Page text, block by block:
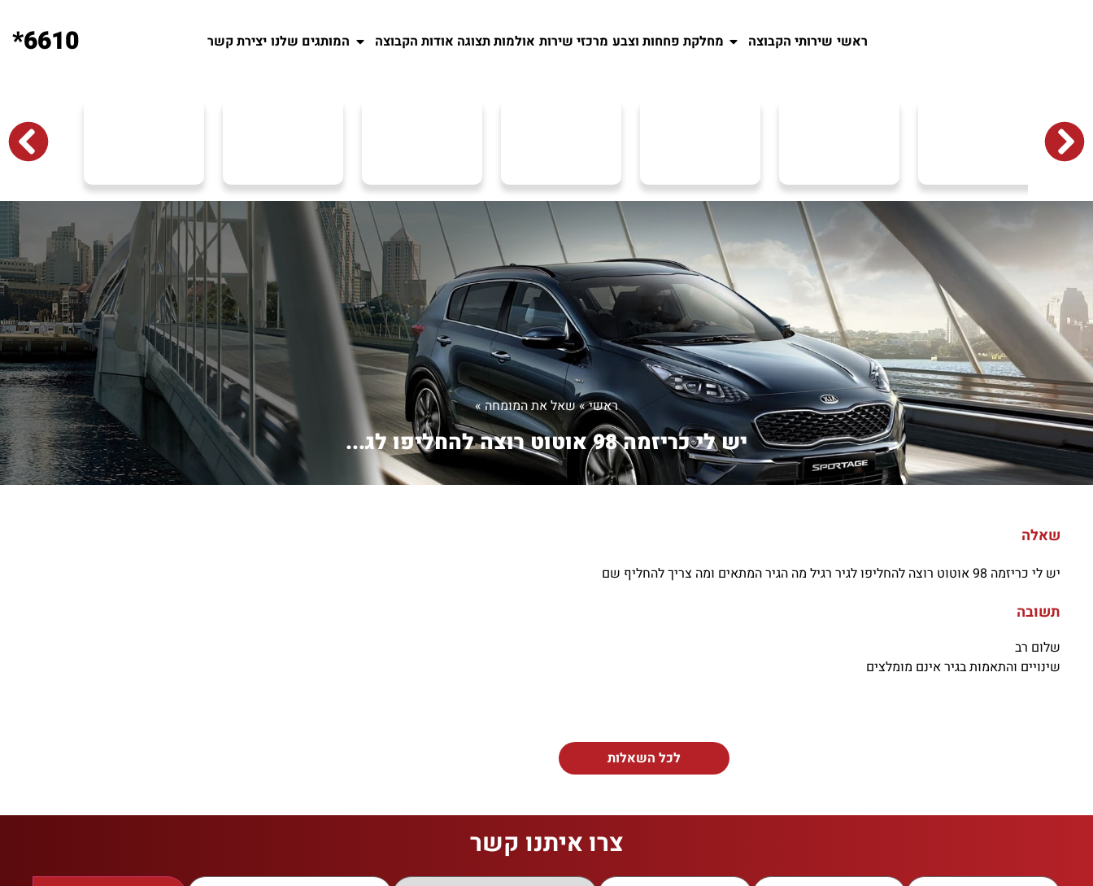
ראשי שירותי הקבוצה מחלקת פחחות וצבע מרכזי שירות אולמות תצוגה אודות הקבוצה המותגים שלנו יצירת קשר 6610*
ראשי»שאל את המומחה»
יש לי כריזמה 98 אוטוט רוצה להחליפו לג...
שאלה
יש לי כריזמה 98 אוטוט רוצה להחליפו לגיר רגיל מה הגיר המתאים ומה צריך להחליף שם
תשובה
שלום רב
שינויים והתאמות בגיר אינם מומלצים
לכל השאלות
צרו איתנו קשר